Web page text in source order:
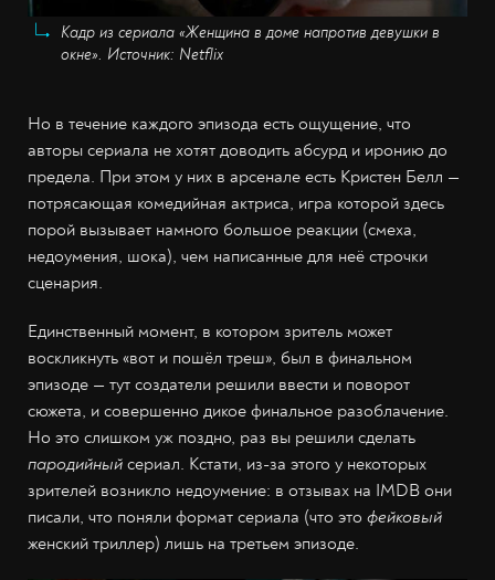
Кадр из сериала «Женщина в доме напротив девушки в
окне». Источник: Netflix
Но в течение каждого эпизода есть ощущение, что
авторы сериала не хотят доводить абсурд и иронию до
предела. При этом у них в арсенале есть Кристен Белл —
потрясающая комедийная актриса, игра которой здесь
порой вызывает намного большое реакции (смеха,
недоумения, шока), чем написанные для неё строчки
сценария.
Единственный момент, в котором зритель может
воскликнуть «вот и пошёл треш», был в финальном
эпизоде — тут создатели решили ввести и поворот
сюжета, и совершенно дикое финальное разоблачение.
Но это слишком уж поздно, раз вы решили сделать
пародийный сериал. Кстати, из-за этого у некоторых
зрителей возникло недоумение: в отзывах на IMDB они
писали, что поняли формат сериала (что это фейковый
женский триллер) лишь на третьем эпизоде.